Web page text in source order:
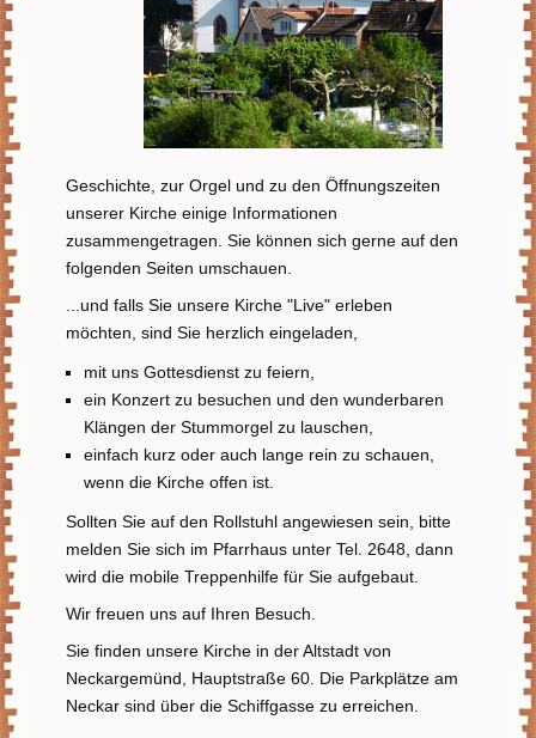
Geschichte, zur Orgel und zu den Öffnungszeiten
unserer Kirche einige Informationen
zusammengetragen. Sie können sich gerne auf den
folgenden Seiten umschauen.
...und falls Sie unsere Kirche "Live" erleben
möchten, sind Sie herzlich eingeladen,
mit uns Gottesdienst zu feiern,
ein Konzert zu besuchen und den wunderbaren
Klängen der Stummorgel zu lauschen,
einfach kurz oder auch lange rein zu schauen,
wenn die Kirche offen ist.
Sollten Sie auf den Rollstuhl angewiesen sein, bitte
melden Sie sich im Pfarrhaus unter Tel. 2648, dann
wird die mobile Treppenhilfe für Sie aufgebaut.
Wir freuen uns auf Ihren Besuch.
Sie finden unsere Kirche in der Altstadt von
Neckargemünd, Hauptstraße 60. Die Parkplätze am
Neckar sind über die Schiffgasse zu erreichen.